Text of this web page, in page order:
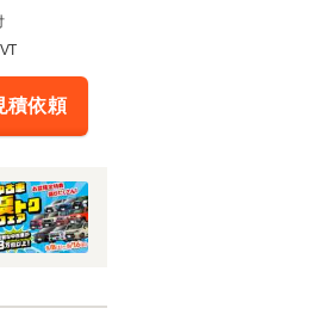
積依頼